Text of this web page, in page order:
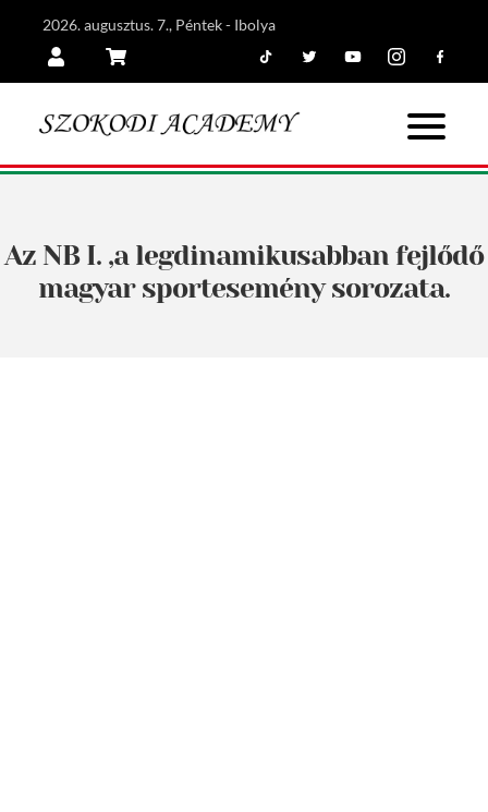
2026. augusztus. 7., Péntek - Ibolya
Az NB I. ,a legdinamikusabban fejlődő
magyar sportesemény sorozata.